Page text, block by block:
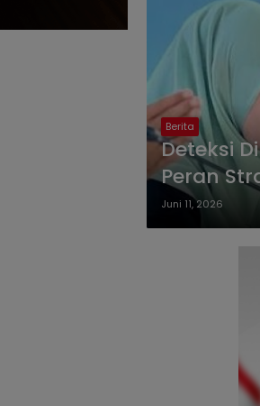
Berita
Deteksi
Peran
Juni 11, 2026